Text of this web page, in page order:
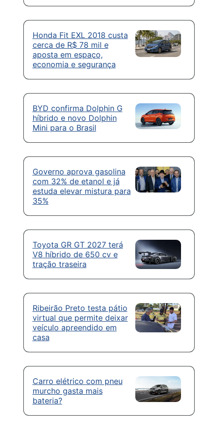
Honda Fit EXL 2018 custa
cerca de R$ 78 mil e
aposta em espaço,
economia e segurança
BYD confirma Dolphin G
híbrido e novo Dolphin
Mini para o Brasil
Governo aprova gasolina
com 32% de etanol e já
estuda elevar mistura para
35%
Toyota GR GT 2027 terá
V8 híbrido de 650 cv e
tração traseira
Ribeirão Preto testa pátio
virtual que permite deixar
veículo apreendido em
casa
Carro elétrico com pneu
murcho gasta mais
bateria?